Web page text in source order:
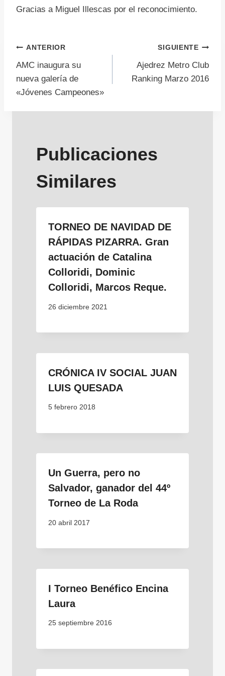
Gracias a Miguel Illescas por el reconocimiento.
Navegación
de
entradas
ANTERIOR
AMC inaugura su
nueva galería de
«Jóvenes Campeones»
SIGUIENTE
Ajedrez Metro Club
Ranking Marzo 2016
Publicaciones
Similares
TORNEO DE NAVIDAD DE
RÁPIDAS PIZARRA. Gran
actuación de Catalina
Colloridi, Dominic
Colloridi, Marcos Reque.
26 diciembre 2021
CRÓNICA IV SOCIAL JUAN
LUIS QUESADA
5 febrero 2018
Un Guerra, pero no
Salvador, ganador del 44º
Torneo de La Roda
20 abril 2017
I Torneo Benéfico Encina
Laura
25 septiembre 2016